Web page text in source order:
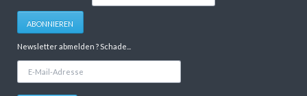
Adresse
ABONNIEREN
Newsletter abmelden ? Schade...